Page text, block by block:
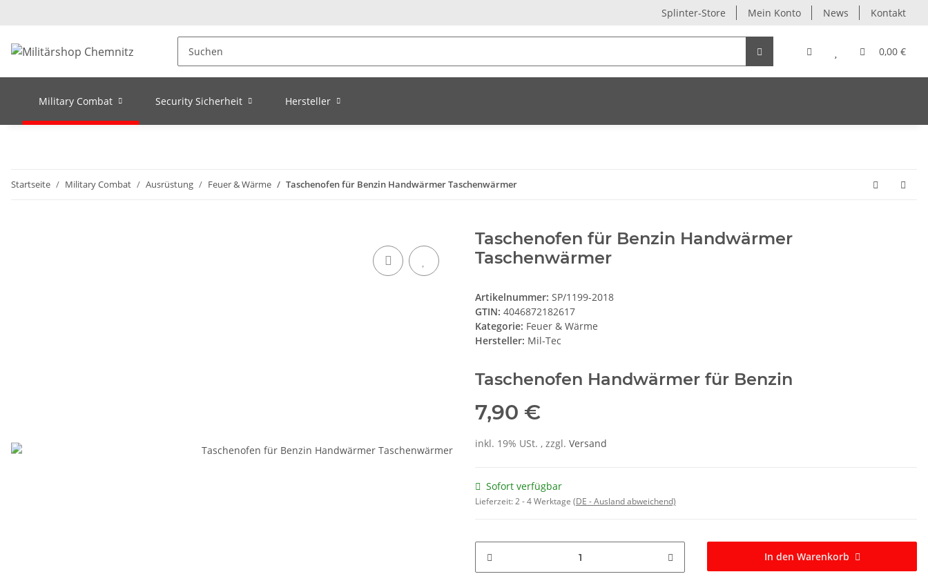
Splinter-Store Mein Konto News Kontakt
0,00 €
Military Combat Security Sicherheit Hersteller
Startseite Military Combat Ausrüstung Feuer & Wärme Taschenofen für Benzin Handwärmer Taschenwärmer
Taschenofen für Benzin Handwärmer
Taschenwärmer
Artikelnummer: SP/1199-2018
GTIN: 4046872182617
Kategorie: Feuer & Wärme
Hersteller: Mil-Tec
Taschenofen Handwärmer für Benzin
7,90 €
inkl. 19% USt. , zzgl. Versand
Sofort verfügbar
Lieferzeit:2 - 4 Werktage (DE - Ausland abweichend)
In den Warenkorb